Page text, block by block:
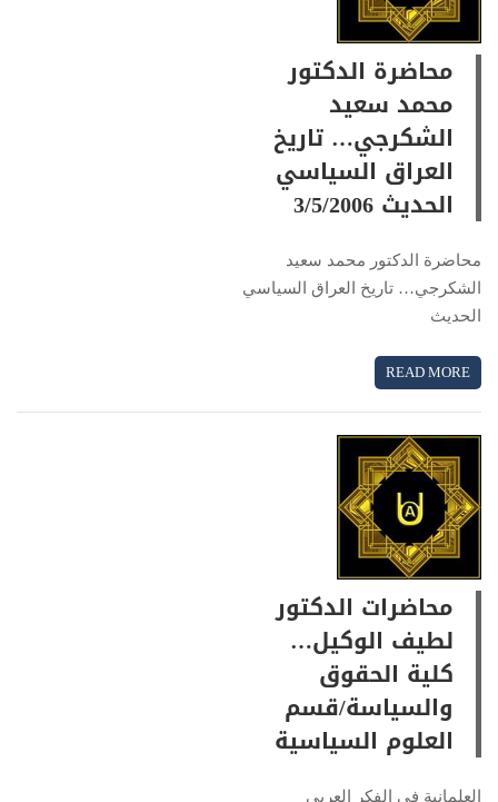
محاضرة الدكتور
محمد سعيد
الشكرجي… تاريخ
العراق السياسي
الحديث 3/5/2006
محاضرة الدكتور محمد سعيد
الشكرجي… تاريخ العراق السياسي
الحديث
READ MORE
محاضرات الدكتور
لطيف الوكيل…
كلية الحقوق
والسياسة/قسم
العلوم السياسية
العلمانية في الفكر العربي